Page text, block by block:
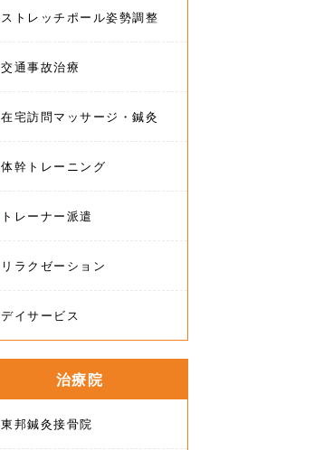
ストレッチポール姿勢調整
交通事故治療
在宅訪問マッサージ・鍼灸
体幹トレーニング
トレーナー派遣
リラクゼーション
デイサービス
治療院
東邦鍼灸接骨院